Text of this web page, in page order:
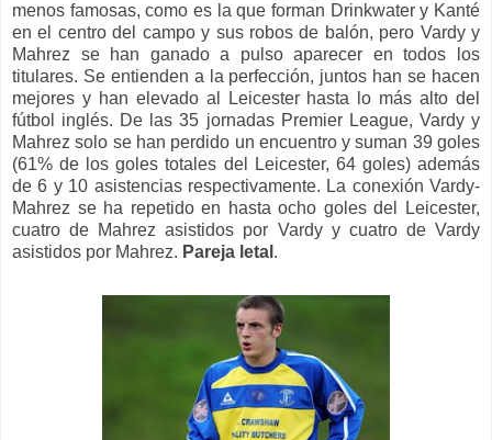
menos famosas, como es la que forman Drinkwater y Kanté
en el centro del campo y sus robos de balón, pero Vardy y
Mahrez se han ganado a pulso aparecer en todos los
titulares. Se entienden a la perfección, juntos han se hacen
mejores y han elevado al Leicester hasta lo más alto del
fútbol inglés. De las 35 jornadas Premier League, Vardy y
Mahrez solo se han perdido un encuentro y suman 39 goles
(61% de los goles totales del Leicester, 64 goles) además
de 6 y 10 asistencias respectivamente. La conexión Vardy-
Mahrez se ha repetido en hasta ocho goles del Leicester,
cuatro de Mahrez asistidos por Vardy y cuatro de Vardy
asistidos por Mahrez. Pareja letal .